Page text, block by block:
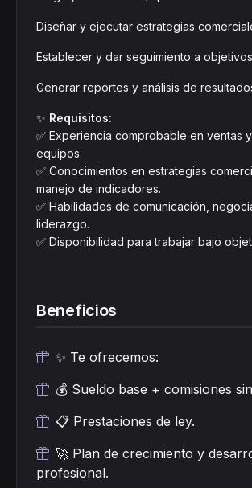
Diseñar y ejecutar estrategias
Establecer y dar seguimiento a
Generar reportes y análisis de
✨ Requisitos:
✅ Experiencia comprobable en ventas
equipos.
✅ Conocimientos en estrategias
manejo de indicadores.
✅ Habilidades de comunicación,
liderazgo.
✅ Disponibilidad para trabajar bajo
Beneficios
✨ Te ofrecemos:
💰 Sueldo base + comisiones
📋 Prestaciones de ley.
🚀 Plan de crecimiento y
profesional.